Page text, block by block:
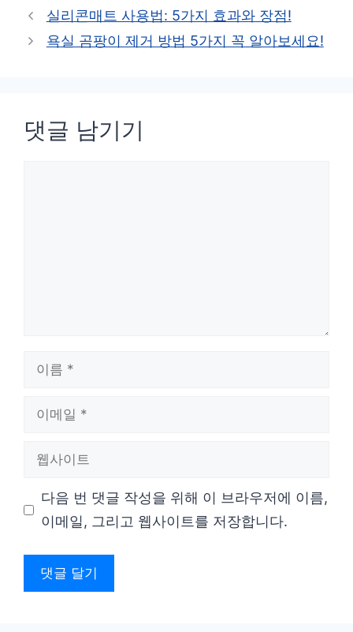
테
고
리
실리콘매트 사용법: 5가지 효과와 장점!
욕실 곰팡이 제거 방법 5가지 꼭 알아보세요!
댓글 남기기
다음 번 댓글 작성을 위해 이 브라우저에 이름,
이메일, 그리고 웹사이트를 저장합니다.